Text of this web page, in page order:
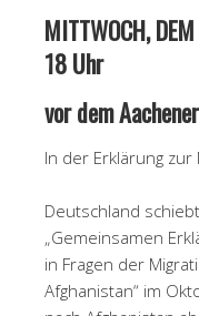
MITTWOCH,
18 Uhr
vor dem
In der Erklärung
Deutschland
„Gemeinsamen
in Fragen der
Afghanistan“ im